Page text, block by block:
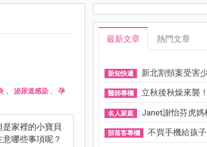
、 泌尿道感染、 孕
家裡的小寶貝
哪些事項呢？
最新文章 熱門文章
新知快遞 新北割頸案受害
醫師專欄 立秋後秋燥來襲
名人家庭 Janet謝怡芬虎媽模
部落客專欄 不買手機給孩子